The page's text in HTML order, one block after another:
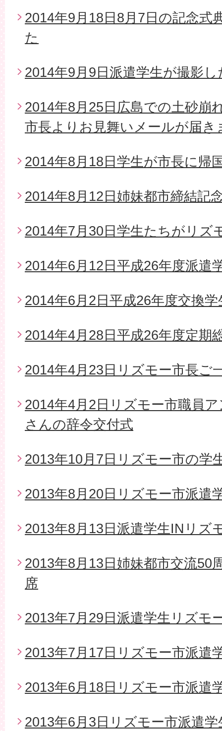
2014年9月18日8月7日の記念式
た
2014年9月9日派遣学生が撮影し
2014年8月25日広島での土砂崩
市長よりお見舞いメールが届き
2014年8月18日学生が市長に帰
2014年8月12日姉妹都市締結記
2014年7月30日学生たちがリズ
2014年6月12日平成26年度派遣
2014年6月2日平成26年度交換
2014年4月28日平成26年度定期
2014年4月23日リズモー市長ご
2014年4月2日リズモー市職員
さんの辞令交付式
2013年10月7日リズモー市の学
2013年8月20日リズモー市派遣
2013年8月13日派遣学生INリズ
2013年8月13日姉妹都市交流50
席
2013年7月29日派遣学生リズモ
2013年7月17日リズモー市派遣
2013年6月18日リズモー市派遣
2013年6月3日リズモー市派遣学